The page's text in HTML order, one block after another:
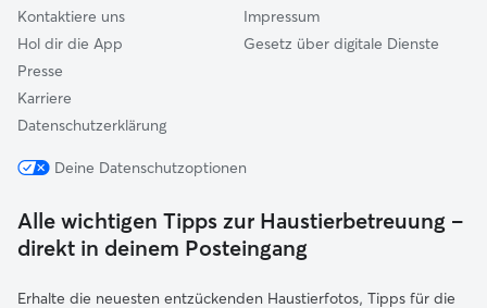
Kontaktiere uns
Hol dir die App
Presse
Karriere
Datenschutzerklärung
Impressum
Gesetz über digitale Dienste
Deine Datenschutzoptionen
Alle wichtigen Tipps zur Haustierbetreuung –
direkt in deinem Posteingang
Erhalte die neuesten entzückenden Haustierfotos, Tipps für die